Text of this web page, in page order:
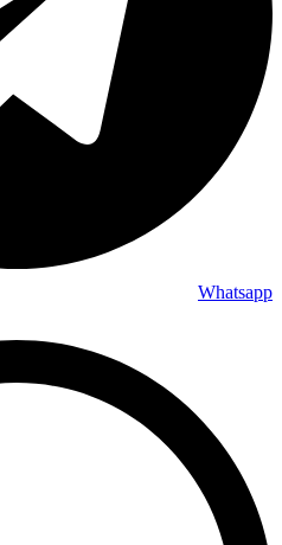
Whatsapp